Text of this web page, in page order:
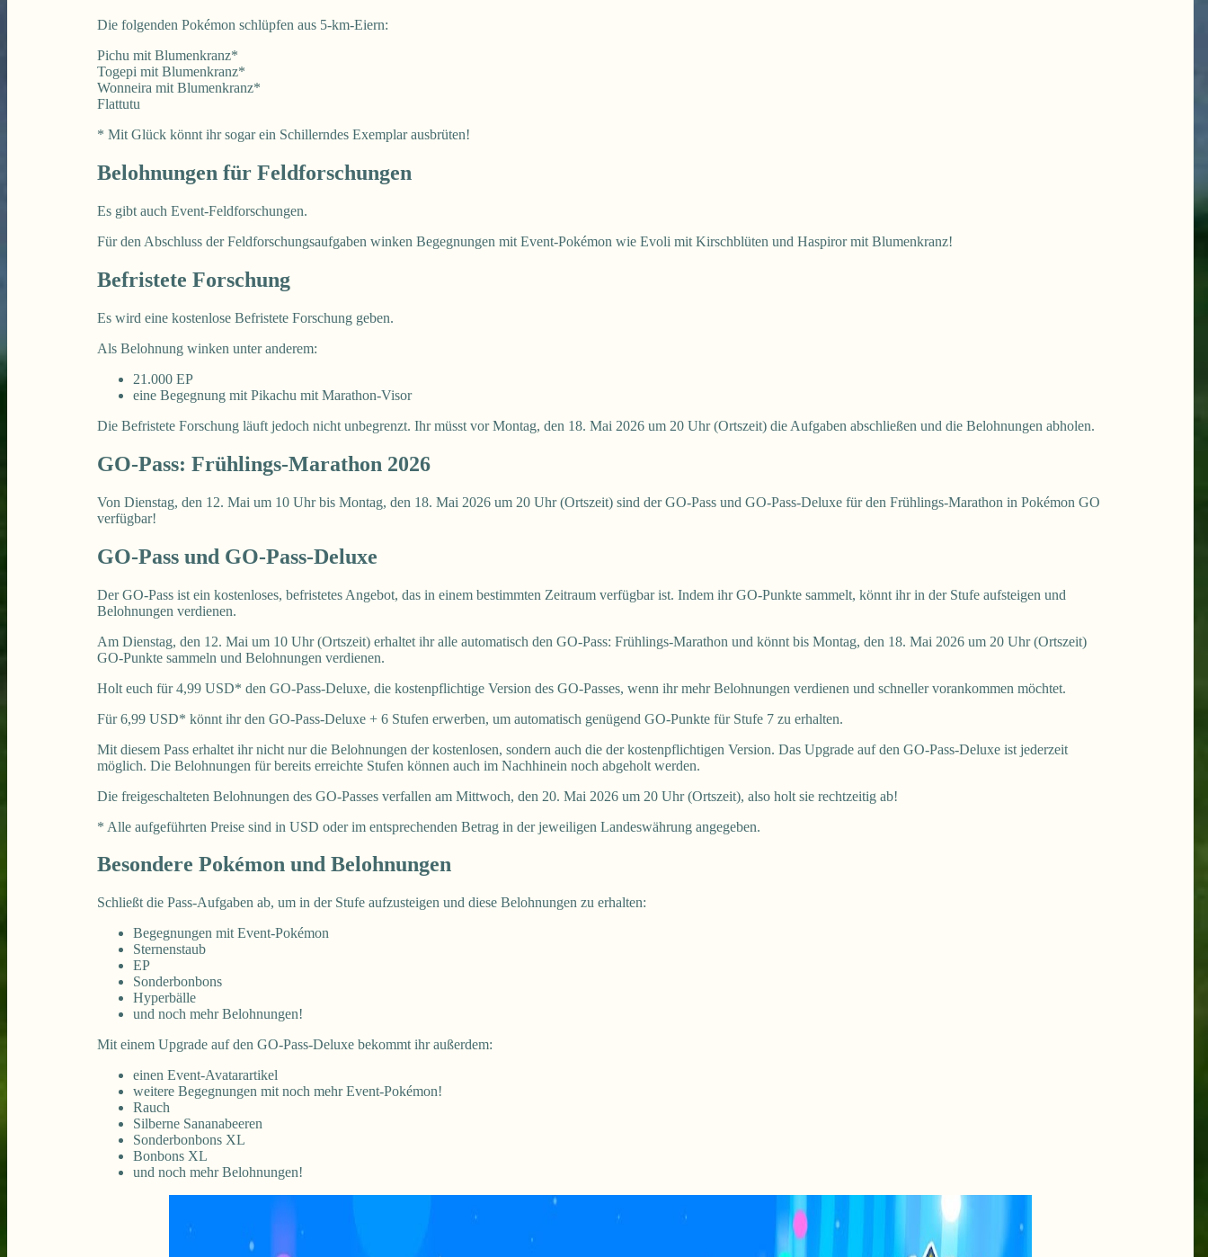
Die folgenden Pokémon schlüpfen aus 5-km-Eiern:
Pichu mit Blumenkranz*
Togepi mit Blumenkranz*
Wonneira mit Blumenkranz*
Flattutu
* Mit Glück könnt ihr sogar ein Schillerndes Exemplar ausbrüten!
Belohnungen für Feldforschungen
Es gibt auch Event-Feldforschungen.
Für den Abschluss der Feldforschungsaufgaben winken Begegnungen mit Event-Pokémon wie Evoli mit Kirschblüten und Haspiror mit Blumenkranz!
Befristete Forschung
Es wird eine kostenlose Befristete Forschung geben.
Als Belohnung winken unter anderem:
21.000 EP
eine Begegnung mit Pikachu mit Marathon-Visor
Die Befristete Forschung läuft jedoch nicht unbegrenzt. Ihr müsst vor Montag, den 18. Mai 2026 um 20 Uhr (Ortszeit) die Aufgaben abschließen und die Belohnungen abholen.
GO-Pass: Frühlings-Marathon 2026
Von Dienstag, den 12. Mai um 10 Uhr bis Montag, den 18. Mai 2026 um 20 Uhr (Ortszeit) sind der GO-Pass und GO-Pass-Deluxe für den Frühlings-Marathon in Pokémon GO
verfügbar!
GO-Pass und GO-Pass-Deluxe
Der GO-Pass ist ein kostenloses, befristetes Angebot, das in einem bestimmten Zeitraum verfügbar ist. Indem ihr GO-Punkte sammelt, könnt ihr in der Stufe aufsteigen und
Belohnungen verdienen.
Am Dienstag, den 12. Mai um 10 Uhr (Ortszeit) erhaltet ihr alle automatisch den GO-Pass: Frühlings-Marathon und könnt bis Montag, den 18. Mai 2026 um 20 Uhr (Ortszeit)
GO-Punkte sammeln und Belohnungen verdienen.
Holt euch für 4,99 USD* den GO-Pass-Deluxe, die kostenpflichtige Version des GO-Passes, wenn ihr mehr Belohnungen verdienen und schneller vorankommen möchtet.
Für 6,99 USD* könnt ihr den GO-Pass-Deluxe + 6 Stufen erwerben, um automatisch genügend GO-Punkte für Stufe 7 zu erhalten.
Mit diesem Pass erhaltet ihr nicht nur die Belohnungen der kostenlosen, sondern auch die der kostenpflichtigen Version. Das Upgrade auf den GO-Pass-Deluxe ist jederzeit
möglich. Die Belohnungen für bereits erreichte Stufen können auch im Nachhinein noch abgeholt werden.
Die freigeschalteten Belohnungen des GO-Passes verfallen am Mittwoch, den 20. Mai 2026 um 20 Uhr (Ortszeit), also holt sie rechtzeitig ab!
* Alle aufgeführten Preise sind in USD oder im entsprechenden Betrag in der jeweiligen Landeswährung angegeben.
Besondere Pokémon und Belohnungen
Schließt die Pass-Aufgaben ab, um in der Stufe aufzusteigen und diese Belohnungen zu erhalten:
Begegnungen mit Event-Pokémon
Sternenstaub
EP
Sonderbonbons
Hyperbälle
und noch mehr Belohnungen!
Mit einem Upgrade auf den GO-Pass-Deluxe bekommt ihr außerdem:
einen Event-Avatarartikel
weitere Begegnungen mit noch mehr Event-Pokémon!
Rauch
Silberne Sananabeeren
Sonderbonbons XL
Bonbons XL
und noch mehr Belohnungen!